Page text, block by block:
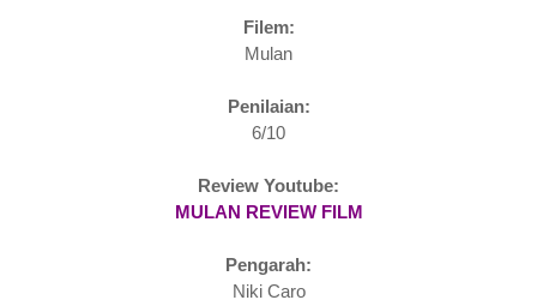
Filem:
Mulan
Penilaian:
6/10
Review Youtube:
MULAN REVIEW FILM
Pengarah:
Niki Caro